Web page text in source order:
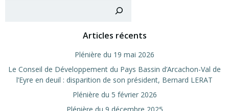
Articles récents
Plé­nière du 19 mai 2026
Le Conseil de Déve­lop­pe­ment du Pays Bas­sin d’Arcachon-Val de
l’Eyre en deuil : dis­pa­ri­tion de son pré­sident, Ber­nard LERAT
Plé­nière du 5 février 2026